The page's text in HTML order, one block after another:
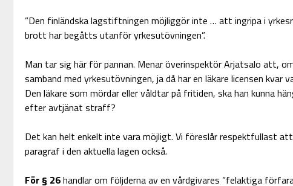
”Den finländska lagstiftningen möjliggör inte … att ingripa i
brott har begåtts utanför yrkesutövningen”.
Man tar sig här för pannan. Menar överinspektör Arjatsalo att,
samband med yrkesutövningen, ja då har en läkare licensen kvar
Den läkare som mördar eller våldtar på fritiden, ska han kunna
efter avtjänat straff?
Det kan helt enkelt inte vara möjligt. Vi föreslår respektfullast
paragraf i den aktuella lagen också.
För § 26handlar om följderna av en vårdgivares ”felaktiga